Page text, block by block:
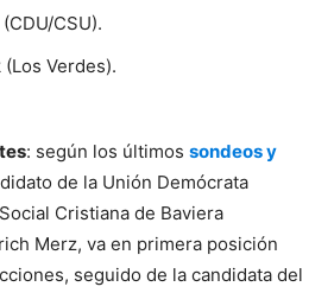
CSU).
Verdes).
: según los últimos sondeos y
de la Unión Demócrata
Cristiana de Baviera
Merz, va en primera posición
seguido de la candidata del